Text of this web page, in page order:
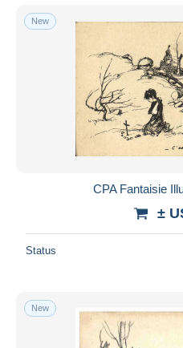
New
CPA Fantaisie
±
Status
New